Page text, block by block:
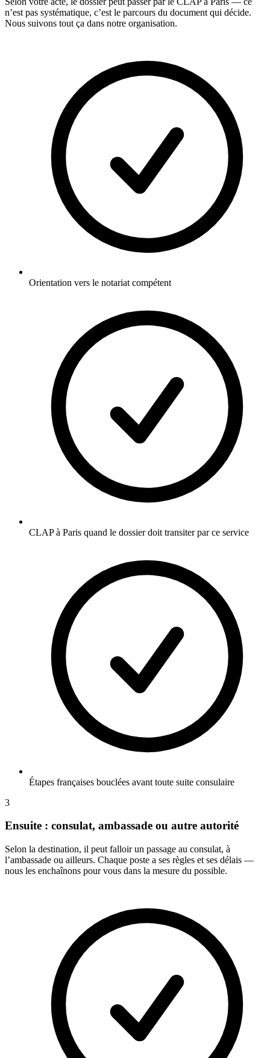
n’est pas systématique, c’est le parcours du document qui décide.
Nous suivons tout ça dans notre organisation.
Orientation vers le notariat compétent
CLAP à Paris quand le dossier doit transiter par ce service
Étapes françaises bouclées avant toute suite consulaire
3
Ensuite : consulat, ambassade ou autre autorité
Selon la destination, il peut falloir un passage au consulat, à
l’ambassade ou ailleurs. Chaque poste a ses règles et ses délais —
nous les enchaînons pour vous dans la mesure du possible.